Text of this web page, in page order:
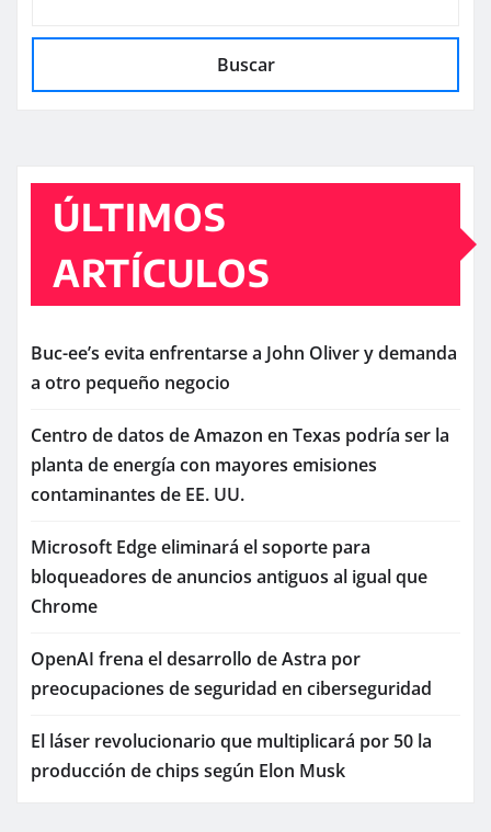
Buscar
ÚLTIMOS
ARTÍCULOS
Buc-ee’s evita enfrentarse a John Oliver y demanda
a otro pequeño negocio
Centro de datos de Amazon en Texas podría ser la
planta de energía con mayores emisiones
contaminantes de EE. UU.
Microsoft Edge eliminará el soporte para
bloqueadores de anuncios antiguos al igual que
Chrome
OpenAI frena el desarrollo de Astra por
preocupaciones de seguridad en ciberseguridad
El láser revolucionario que multiplicará por 50 la
producción de chips según Elon Musk